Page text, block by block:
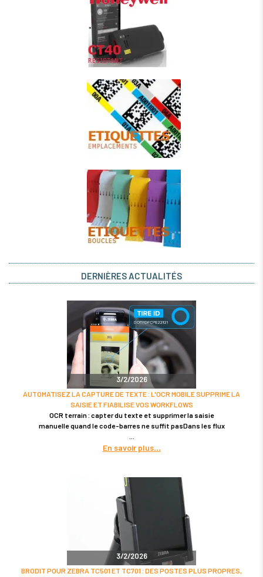
DERNIÈRES ACTUALITÉS
3/2/2026
AUTOMATISEZ LA CAPTURE DE TEXTE : L'OCR MOBILE SUPPRIME LA
SAISIE ET FIABILISE VOS WORKFLOWS
OCR terrain : capter du texte et supprimer la saisie
manuelle quand le code-barres ne suffit pasDans les flux
En savoir plus
3/2/2026
BRODIT POUR ZEBRA TC501 ET TC701 : DES POSTES PLUS PROPRES,